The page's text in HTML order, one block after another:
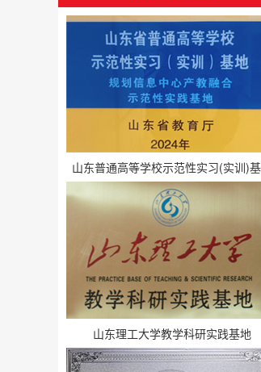
山东普通高等学校示范性实习(实训)
山东理工大学教学科研实践基地